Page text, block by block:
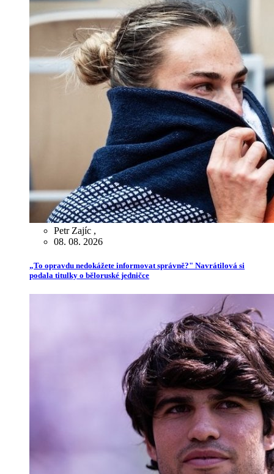
Petr Zajíc ,
08. 08. 2026
„To opravdu nedokážete informovat správně?" Navrátilová si
podala titulky o běloruské jedničce